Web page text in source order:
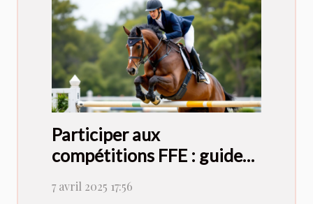
Participer aux
compétitions FFE : guide
7 avril 2025 17:56